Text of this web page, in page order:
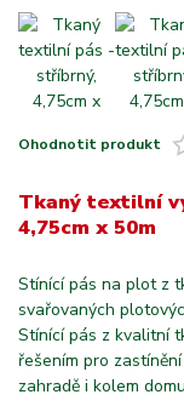
Ohodnotit produkt
Tkaný textilní
4,75cm x 50m
Stínící pás na plot z
svařovaných
Stínící pás z kvalitní
řešením pro
zahradě i kolem